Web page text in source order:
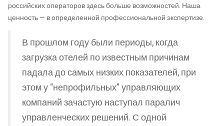
российских операторов здесь больше возможностей. Наша
ценность — в определенной профессиональной экспертизе.
В прошлом году были периоды, когда
загрузка отелей по известным причинам
падала до самых низких показателей, при
этом у “непрофильных” управляющих
компаний зачастую наступал паралич
управленческих решений. С одной